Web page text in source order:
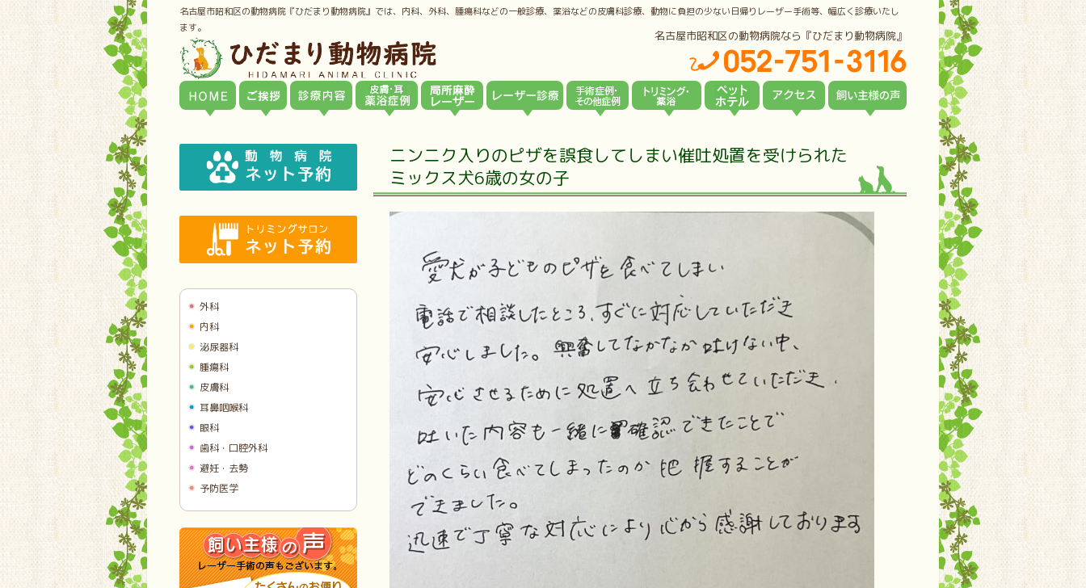
名古屋市昭和区の動物病院『ひだまり動物病院』では、内科、外科、腫瘍科などの一般診療、薬浴などの皮膚科診療、動物に負担の少ない日帰りレーザー手術等、幅広く診療いたし
ます。
名古屋市昭和区の動物病院なら『ひだまり動物病院』
ニンニク入りのピザを誤食してしまい催吐処置を受けられた
ミックス犬6歳の女の子
外科
内科
泌尿器科
腫瘍科
皮膚科
耳鼻咽喉科
眼科
歯科・口腔外科
避妊・去勢
予防医学